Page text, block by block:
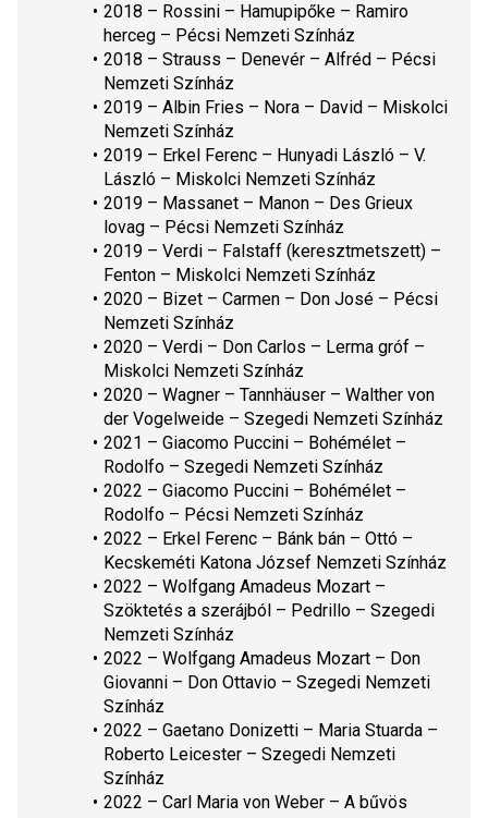
2018 – Rossini – Hamupipőke – Ramiro
herceg – Pécsi Nemzeti Színház
2018 – Strauss – Denevér – Alfréd – Pécsi
Nemzeti Színház
2019 – Albin Fries – Nora – David – Miskolci
Nemzeti Színház
2019 – Erkel Ferenc – Hunyadi László – V.
László – Miskolci Nemzeti Színház
2019 – Massanet – Manon – Des Grieux
lovag – Pécsi Nemzeti Színház
2019 – Verdi – Falstaff (keresztmetszett) –
Fenton – Miskolci Nemzeti Színház
2020 – Bizet – Carmen – Don José – Pécsi
Nemzeti Színház
2020 – Verdi – Don Carlos – Lerma gróf –
Miskolci Nemzeti Színház
2020 – Wagner – Tannhäuser – Walther von
der Vogelweide – Szegedi Nemzeti Színház
2021 – Giacomo Puccini – Bohémélet –
Rodolfo – Szegedi Nemzeti Színház
2022 – Giacomo Puccini – Bohémélet –
Rodolfo – Pécsi Nemzeti Színház
2022 – Erkel Ferenc – Bánk bán – Ottó –
Kecskeméti Katona József Nemzeti Színház
2022
Szöktetés a szerájból – Pedrillo – Szegedi
Nemzeti Színház
2022 – Wolfgang Amadeus Mozart – Don
Giovanni – Don Ottavio – Szegedi Nemzeti
Színház
2022 – Gaetano Donizetti – Maria Stuarda –
Roberto Leicester – Szegedi Nemzeti
Színház
2022 – Carl Maria von Weber – A bűvös